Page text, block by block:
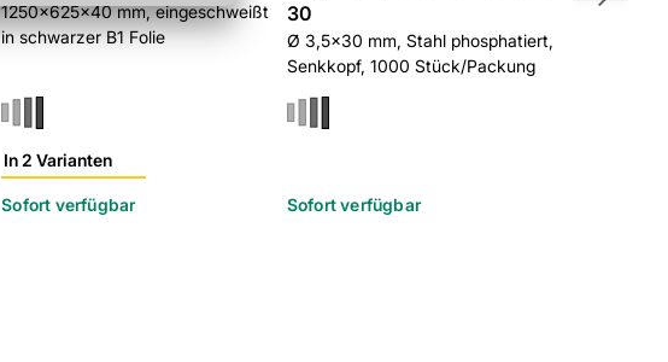
1250x625x40 mm, eingeschweißt
in schwarzer B1 Folie
In 2 Varianten
Sofort verfügbar
30
Ø 3,5x30 mm, Stahl phosphatiert,
Senkkopf, 1000 Stück/Packung
Sofort verfügbar
Ø 3,5x30